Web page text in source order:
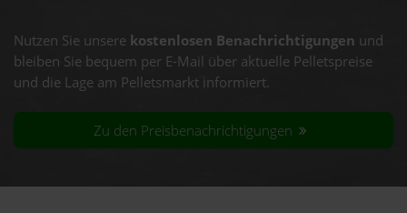
Nutzen Sie unsere kostenlosen Benachrichtigungen und
bleiben Sie bequem per E-Mail über aktuelle Pelletspreise
und die Lage am Pelletsmarkt informiert.
Zu den Preisbenachrichtigungen